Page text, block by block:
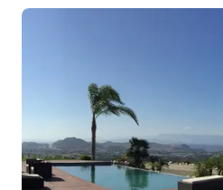
carrés, parfaite pour le tournage,
propriété est facilement
mais est calme et à l'écart du trafic de la
les amateurs de fêtes dont vous